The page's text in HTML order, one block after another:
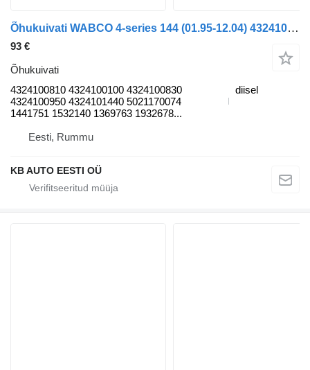
Õhukuivati WABCO 4-series 144 (01.95-12.04) 4324100810 tüübi jaoks veoauto Scania 4-series (1995-2006)
93 €
Õhukuivati
4324100810 4324100100 4324100830
4324100950 4324101440 5021170074
1441751 1532140 1369763 1932678...
diisel
Eesti, Rummu
KB AUTO EESTI OÜ